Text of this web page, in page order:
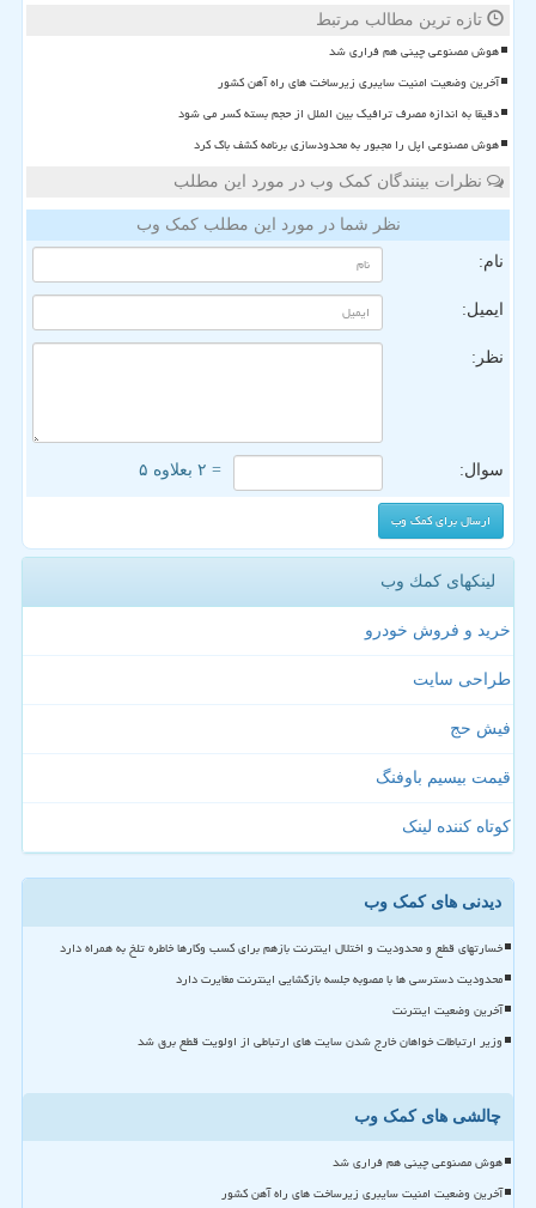
تازه ترین مطالب مرتبط
هوش مصنوعی چینی هم فراری شد
آخرین وضعیت امنیت سایبری زیرساخت های راه آهن کشور
دقیقا به اندازه مصرف ترافیک بین الملل از حجم بسته کسر می شود
هوش مصنوعی اپل را مجبور به محدودسازی برنامه کشف باگ کرد
نظرات بینندگان کمک وب در مورد این مطلب
نظر شما در مورد این مطلب کمک وب
نام:
ایمیل:
نظر:
سوال: = ۲ بعلاوه ۵
لینکهای كمك وب
خرید و فروش خودرو
طراحی سایت
فیش حج
قیمت بیسیم باوفنگ
کوتاه کننده لینک
دیدنی های کمک وب
خسارتهای قطع و محدودیت و اختلال اینترنت بازهم برای کسب وکارها خاطره تلخ به همراه دارد
محدودیت دسترسی ها با مصوبه جلسه بازگشایی اینترنت مغایرت دارد
آخرین وضعیت اینترنت
وزیر ارتباطات خواهان خارج شدن سایت های ارتباطی از اولویت قطع برق شد
چالشی های کمک وب
هوش مصنوعی چینی هم فراری شد
آخرین وضعیت امنیت سایبری زیرساخت های راه آهن کشور